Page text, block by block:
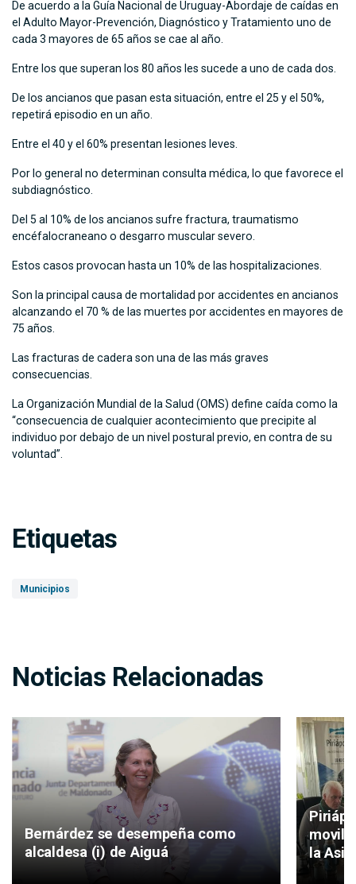
De acuerdo a la Guía Nacional de Uruguay-Abordaje de caídas en
el Adulto Mayor-Prevención, Diagnóstico y Tratamiento uno de
cada 3 mayores de 65 años se cae al año.
Entre los que superan los 80 años les sucede a uno de cada dos.
De los ancianos que pasan esta situación, entre el 25 y el 50%,
repetirá episodio en un año.
Entre el 40 y el 60% presentan lesiones leves.
Por lo general no determinan consulta médica, lo que favorece el
subdiagnóstico.
Del 5 al 10% de los ancianos sufre fractura, traumatismo
encéfalocraneano o desgarro muscular severo.
Estos casos provocan hasta un 10% de las hospitalizaciones.
Son la principal causa de mortalidad por accidentes en ancianos
alcanzando el 70 % de las muertes por accidentes en mayores de
75 años.
Las fracturas de cadera son una de las más graves
consecuencias.
La Organización Mundial de la Salud (OMS) define caída como la
“consecuencia de cualquier acontecimiento que precipite al
individuo por debajo de un nivel postural previo, en contra de su
voluntad”.
Etiquetas
Municipios
Noticias Relacionadas
Bernárdez se desempeña como
alcaldesa (i) de Aiguá
la